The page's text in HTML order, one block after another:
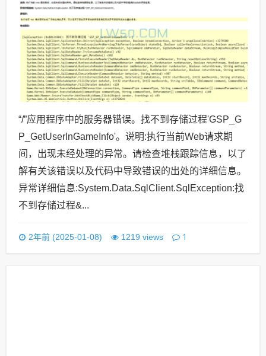
“/”应用程序中的服务器错误。找不到存储过程'GSP_G
P_GetUserInGameInfo'。说明:执行当前Web请求期
间，出现未经处理的异常。请检查堆栈跟踪信息，以了
解有关该错误以及代码中导致错误的出处的详细信息。
异常详细信息:System.Data.SqlClient.SqlException:找
不到存储过程&...
2年前 (2025-01-08) 1219 views 1